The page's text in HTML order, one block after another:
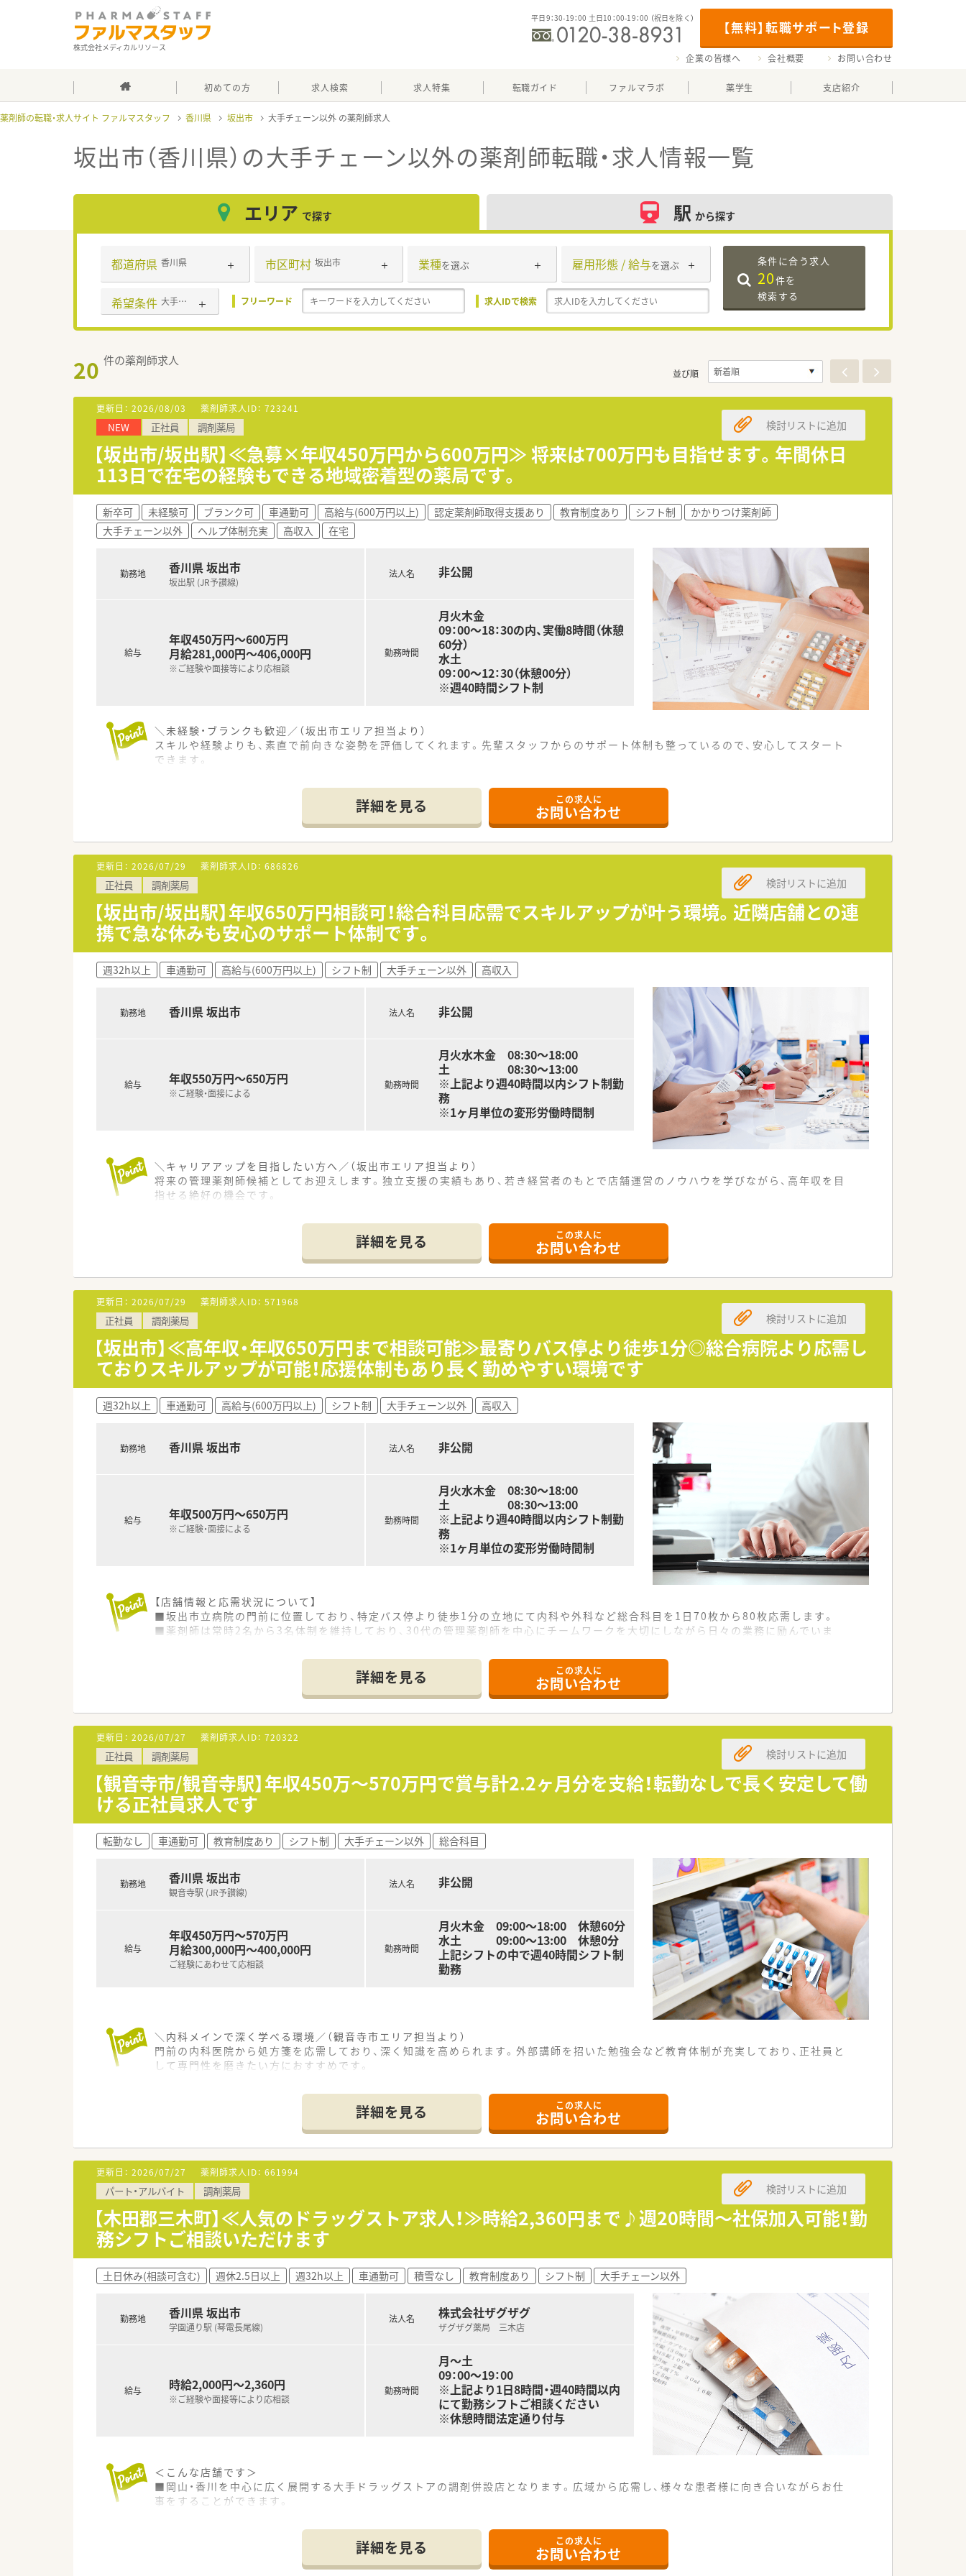
株式会社メディカルリソース
【無料】転職サポート登録
平日9：30-19：00 土日10：00-19：00 （祝日を除く）
企業の皆様へ 会社概要 お問い合わせ
初めての方 求人検索 求人特集 転職ガイド ファルマラボ 薬学生 支店紹介
薬剤師の転職・求人サイト ファルマスタッフ 香川県 坂出市 大手チェーン以外
坂出市（香川県）の大手チェーン以外の薬剤師転職・求人情報一覧
エリア で探す 駅 から探す
都道府県 香川県 市区町村 坂出市 業種を選ぶ 雇用形態 / 給与を選ぶ
希望条件 大手チェーン以外 フリーワード 求人IDで検索
条件に合う求人
20件を
検索する
20 件の薬剤師求人
並び順
更新日： 2026/08/03 薬剤師求人ID： 723241
NEW 正社員 調剤薬局
【坂出市/坂出駅】≪急募×年収450万円から600万円≫ 将来は700万円も目指せます。年間休日
113日で在宅の経験もできる地域密着型の薬局です。
検討リストに追加
新卒可 未経験可 ブランク可 車通勤可 高給与(600万円以上) 認定薬剤師取得支援あり 教育制度あり シフト制
かかりつけ薬剤師
大手チェーン以外
ヘルプ体制充実 高収入 在宅
勤務地 香川県 坂出市
坂出駅 (JR予讃線)
給与
年収450万円～600万円
月給281,000円～406,000円
※ご経験や面接等により応相談
法人名 非公開
勤務時間
月火木金
09：00～18：30の内、実働8時間（休憩
60分）
水土
09：00～12：30（休憩00分）
※週40時間シフト制
＼未経験・ブランクも歓迎／（坂出市エリア担当より）
スキルや経験よりも、素直で前向きな姿勢を評価してくれます。先輩スタッフからのサポート体制も整っているので、安心してスタート
できます。
■坂出駅から徒歩13分の立地にあり、通勤にはマイカーの利用も可能で通いやすい環境が整っています。
■内科や消化器科などを中心に、1日に50枚から70枚程度の処方箋を応需している地域密着型の店舗です。
■薬剤師は常時2名体制を確保しており、事務スタッフも2名在籍しているため業務に集中できる環境です。
【法人特徴について】
■坂出市を中心に複数店舗を展開しており、地域に根差した医療の提供を心掛けている安定した法人です。
■社長自らも現場に出ており、社員の声を直接聞き入れる風通しの良さとアットホームな雰囲気が魅力です。
■社員に向けた無記名アンケートを実施し、職場環境の改善に真摯に向き合う姿勢を大切にしています。
【想定されるモデル年収】
■新卒や未経験からのスタートでも、初年度から年収450万円を確保できる安定した給与水準となっています。
■これまでのご経験やスキルをしっかりと評価し、経験者の方であれば年収500万円から600万円も可能です。
■キャリアアップしてマネージャー職に就くことで、将来的には年収700万円を目指すことも十分に可能です。
詳細を見る この求人に
お問い合わせ
更新日： 2026/07/29 薬剤師求人ID： 686826
正社員 調剤薬局
【坂出市/坂出駅】年収650万円相談可！総合科目応需でスキルアップが叶う環境。近隣店舗との連
携で急な休みも安心のサポート体制です。
検討リストに追加
週32h以上 車通勤可 高給与(600万円以上) シフト制 大手チェーン以外 高収入
勤務地 香川県 坂出市
給与 年収550万円～650万円
※ご経験・面接による
法人名 非公開
勤務時間
月火水木金 08:30～18:00
土 08:30～13:00
※上記より週40時間以内シフト制勤
務
※1ヶ月単位の変形労働時間制
＼キャリアアップを目指したい方へ／（坂出市エリア担当より）
将来の管理薬剤師候補としてお迎えします。独立支援の実績もあり、若き経営者のもとで店舗運営のノウハウを学びながら、高年収を目
指せる絶好の機会です。
【店舗情報と応需状況について】
■最寄りのバス停から徒歩1分の好立地にあり、公共交通機関でもマイカーでも、ライフスタイルに合わせた通勤が選択可能です。
■お洒落な戸建て住宅のような外観が特徴的な店舗で、落ち着いたブラウンの外壁が地域の方々に親しまれる目印となっています。
■坂出市立病院の門前に位置しており、1日あたり70枚から80枚程度の多岐にわたる科目の処方箋を安定して受け付けています。
【募集背景と求める人物像について】
■現在の管理薬剤師をラウンダーへと昇格させる組織改編に伴い、次世代の店舗運営を担う管理薬剤師候補を新たに募集しています。
■地域に根ざした「かかりつけ薬局」を目指しているため、患者様一人ひとりに寄り添った丁寧な服薬指導ができる方を求めています。
■独立支援制度も充実しており、将来的に自分の店舗を持ちたいという強い意欲や向上心をお持ちの薬剤師様を全力で応援いたします。
【法人特徴について】
■薬剤師免許を持つ2名の若い経営者が運営しており、現場の苦労や感覚を十分に理解した上で、働きやすい環境作りを行っています。
■香川県の中讃エリアを中心にドミナント展開をしており、各店舗が30分圏内にあるため、スタッフ間の交流も非常に活発です。
■社員の平均年齢が若く活気に満ちており、職場の風通しが良いため、社歴に関わらず個々の意見が尊重されやすい文化があります。
【求人情報について】
■正社員としてのご採用となり、これまでのご経験やスキルを最大限に考慮した上で、年収550万円から650万円を提示いたします。
■福利厚生として退職金制度を完備しており、健康保険か薬剤師国保のどちらかを選択できるなど、個人の希望に寄り添った内容です。
■昇給は年に1回、賞与は年に2回で計2ヶ月分の支給実績があり、安定した収入を得ながら長く腰を据えて働ける条件が整っています。
詳細を見る この求人に
お問い合わせ
更新日： 2026/07/29 薬剤師求人ID： 571968
正社員 調剤薬局
【坂出市】≪高年収・年収650万円まで相談可能≫最寄りバス停より徒歩1分◎総合病院より応需し
ておりスキルアップが可能！応援体制もあり長く勤めやすい環境です
検討リストに追加
週32h以上 車通勤可 高給与(600万円以上) シフト制 大手チェーン以外 高収入
勤務地 香川県 坂出市
給与 年収500万円～650万円
※ご経験・面接による
法人名 非公開
勤務時間
月火水木金 08:30～18:00
土 08:30～13:00
※上記より週40時間以内シフト制勤
務
※1ヶ月単位の変形労働時間制
【店舗情報と応需状況について】
■坂出市立病院の門前に位置しており、特定バス停より徒歩1分の立地にて内科や外科など総合科目を1日70枚から80枚応需します。
■薬剤師は常時2名から3名体制を維持しており、30代の管理薬剤師を中心にチームワークを大切にしながら日々の業務に励んでいま
■ブラウンの外壁が目印の非常にお洒落な住宅風の外観が特徴であり、マイカー通勤も可能で公共交通機関でも通いやすい環境です。
■地域医療への貢献度を高めるための増員募集となっており、現場に新しい風を吹き込んでいただける意欲的な方を急募しています。
■総合科目という幅広い処方内容に対して、向上心を持って学び続けられる方や、患者様に対し誠実に接することができる方を求めま
す。
■独立支援を希望する方への柔軟な対応実績もあるため、将来的に自身の店舗を持ちたいという志の高い方も積極的に募集しています。
【法人特徴について】
■香川県の中讃エリアを中心にドミナント展開を行っており、各店舗が30分圏内にあるため強固な協力体制が構築されている法人で
す。
■薬剤師免許を持つ2名の若手経営者が運営しており、現場の苦労や感覚を十分に理解した上で風通しの良い組織作りを推進していま
す。
■調剤業務だけでなくOTC販売や在宅訪問にも注力しており、地域の方々に最も必要とされる「かかりつけ薬局」の実現を目指します。
【求人情報について】
■正社員として年収500万円から650万円の提示が可能であり、これまでのご経験やスキルを正当に評価して給与に反映させます。
■昇給は年1回、賞与は年2回の計2ヶ月分を支給する体制が整っており、安定した収入を得ながら長く腰を据えて働くことが可能です。
■健康保険か薬剤師国保のいずれかを選択できる制度を導入しており、福利厚生面でも個々の希望に寄り添う姿勢を大切にしています。
詳細を見る この求人に
お問い合わせ
更新日： 2026/07/27 薬剤師求人ID： 720322
正社員 調剤薬局
【観音寺市/観音寺駅】年収450万〜570万円で賞与計2.2ヶ月分を支給！転勤なしで長く安定して働
ける正社員求人です
検討リストに追加
転勤なし 車通勤可 教育制度あり シフト制 大手チェーン以外 総合科目
勤務地 香川県 坂出市
観音寺駅 (JR予讃線)
給与
年収450万円～570万円
月給300,000円～400,000円
ご経験にあわせて応相談
法人名 非公開
勤務時間
月火木金 09:00～18:00 休憩60分
水土 09:00～13:00 休憩0分
上記シフトの中で週40時間シフト制
勤務
＼内科メインで深く学べる環境／（観音寺市エリア担当より）
門前の内科医院から処方箋を応需しており、深く知識を高められます。外部講師を招いた勉強会など教育体制が充実しており、正社員と
して専門性を磨きたい方におすすめです。
【店舗情報と応需状況について】
■JR予讃線の観音寺駅から徒歩13分ほどの場所に位置しており、マイカーでの通勤も可能であるため毎日の通勤がとてもスムーズで
■門前にある内科医院からの処方箋をメインに受け付けており、地域に密着した優しく丁寧な薬局運営を大切にしています。
■1日の処方箋枚数は50枚から70枚程度となっており、内科領域の専門的な薬学知識を日々じっくりと深められる環境です。
【募集背景と求める人物像について】
■調剤薬局の体制強化と患者様へのサービス向上を目的とした増員募集であり、正社員として活躍してくれる仲間を求めています。
■年齢は20代から50代まで幅広く歓迎しており、これまでのご経験を活かして店舗の力になっていただける方を募集中です。
■患者様一人ひとりの気持ちに寄り添いながら、明るく親身なコミュニケーションを大切にして業務に取り組める方を歓迎します。
【法人特徴について】
■香川県坂出市と観音寺市にそれぞれ1店舗ずつの計2店舗を運営しており、地域に根ざした安心の医療ネットワークを展開していま
す。
■どの世代の方にとっても利用しやすい薬局を目指しており、患者様にとって親しみやすく何でも相談できる環境づくりが特徴です。
■オンラインでの処方箋送付受付や服薬指導などの便利なITサービスを積極的に導入し、時代の変化に合わせた柔軟な運営をしていま
す。
■門前の内科医院から応需する多様な処方箋に基づき、正確で迅速な調剤業務をメインとして日々の業務をご担当をしていただきます。
■調剤されたお薬の調剤過誤を防ぐための入念な監査業務を行い、患者様へ安全にお薬を届けるための重要な役割を担います。
■患者様に対してお薬の正しい飲み方や効果を分かりやすく説明し、不安や疑問を解消するための丁寧な服薬指導を行います。
詳細を見る この求人に
お問い合わせ
更新日： 2026/07/27 薬剤師求人ID： 661994
パート・アルバイト 調剤薬局
【木田郡三木町】≪人気のドラッグストア求人！≫時給2,360円まで♪週20時間～社保加入可能！勤
務シフトご相談いただけます
検討リストに追加
土日休み(相談可含む) 週休2.5日以上 週32h以上 車通勤可 積雪なし 教育制度あり シフト制 大手チェーン以外
勤務地 香川県 坂出市
学園通り駅 (琴電長尾線)
給与 時給2,000円～2,360円
※ご経験や面接等により応相談
法人名 株式会社ザグザグ
ザグザグ薬局 三木店
勤務時間
月～土
09：00～19：00
※上記より1日8時間・週40時間以内
にて勤務シフトご相談ください
※休憩時間法定通り付与
＜こんな店舗です＞
■岡山・香川を中心に広く展開する大手ドラッグストアの調剤併設店となります。広域から応需し、様々な患者様に向き合いながらお仕
事をすることができます。
■広域からの処方箋に対応している店舗です。枚数は比較的落ち着いており、ゆったりとお仕事することが可能です。
■中四国に200店舗以上展開する大手ドラッグストアです。さらに増加中で成長性がある企業です。
詳細を見る この求人に
お問い合わせ